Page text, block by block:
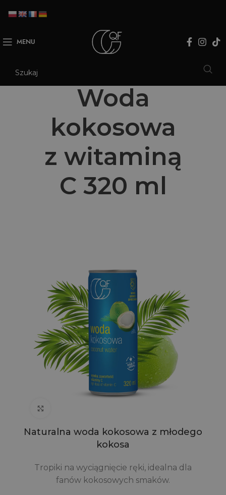
MENU
Woda
kokosowa
z witaminą
C 320 ml
Naturalna woda kokosowa z młodego
kokosa
Tropiki na wyciągnięcie ręki, idealna dla
fanów kokosowych smaków.